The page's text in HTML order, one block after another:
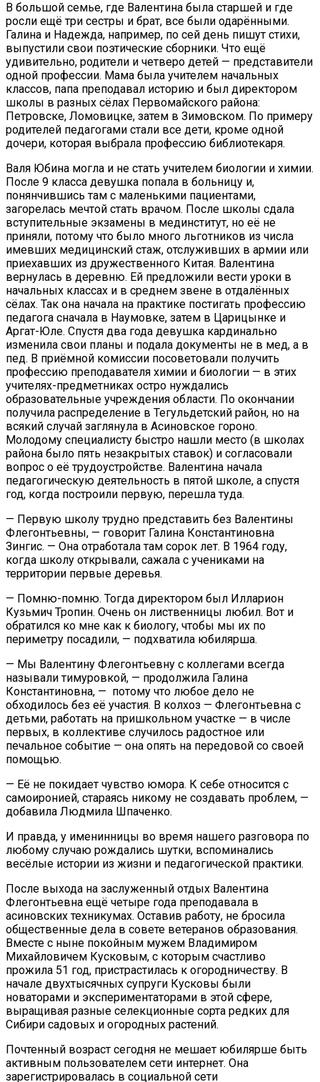
В большой семье, где Валентина была старшей и где
росли ещё три сестры и брат, все были одарёнными.
Галина и Надежда, например, по сей день пишут стихи,
выпустили свои поэтические сборники. Что ещё
удивительно, родители и четверо детей — представители
одной профессии. Мама была учителем начальных
классов, папа преподавал историю и был директором
школы в разных сёлах Первомайского района:
Петровске, Ломовицке, затем в Зимовском. По примеру
родителей педагогами стали все дети, кроме одной
дочери, которая выбрала профессию библиотекаря.
Валя Юбина могла и не стать учителем биологии и химии.
После 9 класса девушка попала в больницу и,
понянчившись там с маленькими пациентами,
загорелась мечтой стать врачом. После школы сдала
вступительные экзамены в мединститут, но её не
приняли, потому что было много льготников из числа
имевших медицинский стаж, отслуживших в армии или
приехавших из дружественного Китая. Валентина
вернулась в деревню. Ей предложили вести уроки в
начальных классах и в среднем звене в отдалённых
сёлах. Так она начала на практике постигать профессию
педагога сначала в Наумовке, затем в Царицынке и
Аргат-Юле. Спустя два года девушка кардинально
изменила свои планы и подала документы не в мед, а в
пед. В приёмной комиссии посоветовали получить
профессию преподавателя химии и биологии — в этих
учителях-предметниках остро нуждались
образовательные учреждения области. По окончании
получила распределение в Тегульдетский район, но на
всякий случай заглянула в Асиновское гороно.
Молодому специалисту быстро нашли место (в школах
района было пять незакрытых ставок) и согласовали
вопрос о её трудоустройстве. Валентина начала
педагогическую деятельность в пятой школе, а спустя
год, когда построили первую, перешла туда.
— Первую школу трудно представить без Валентины
Флегонтьевны, — говорит Галина Константиновна
Зингис. — Она отработала там сорок лет. В 1964 году,
когда школу открывали, сажала с учениками на
территории первые деревья.
— Помню-помню. Тогда директором был Илларион
Кузьмич Тропин. Очень он лиственницы любил. Вот и
обратился ко мне как к биологу, чтобы мы их по
периметру посадили, — подхватила юбилярша.
— Мы Валентину Флегонтьевну с коллегами всегда
называли тимуровкой, — продолжила Галина
Константиновна, — потому что любое дело не
обходилось без её участия. В колхоз — Флегонтьевна с
детьми, работать на пришкольном участке — в числе
первых, в коллективе случилось радостное или
печальное событие — она опять на передовой со своей
помощью.
— Её не покидает чувство юмора. К себе относится с
самоиронией, стараясь никому не создавать проблем, —
добавила Людмила Шпаченко.
И правда, у именинницы во время нашего разговора по
любому случаю рождались шутки, вспоминались
весёлые истории из жизни и педагогической практики.
После выхода на заслуженный отдых Валентина
Флегонтьевна ещё четыре года преподавала в
асиновских техникумах. Оставив работу, не бросила
общественные дела в совете ветеранов образования.
Вместе с ныне покойным мужем Владимиром
Михайловичем Кусковым, с которым счастливо
прожила 51 год, пристрастилась к огородничеству. В
начале двухтысячных супруги Кусковы были
новаторами и экспериментаторами в этой сфере,
выращивая разные селекционные сорта редких для
Сибири садовых и огородных растений.
Почтенный возраст сегодня не мешает юбилярше быть
активным пользователем сети интернет. Она
зарегистрировалась в социальной сети